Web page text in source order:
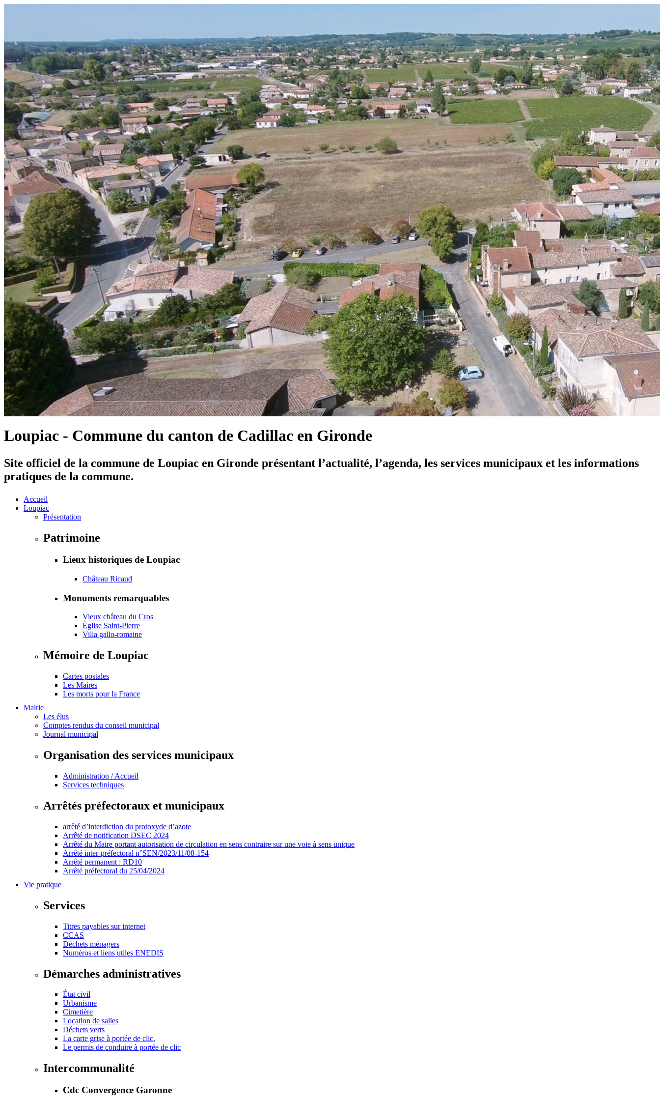
Loupiac - Commune du canton de Cadillac en Gironde
Site officiel de la commune de Loupiac en Gironde présentant l’actualité, l’agenda, les services municipaux et les informations
pratiques de la commune.
Accueil
Loupiac
Présentation
Patrimoine
Lieux historiques de Loupiac
Château Ricaud
Monuments remarquables
Vieux château du Cros
Église Saint-Pierre
Villa gallo-romaine
Mémoire de Loupiac
Cartes postales
Les Maires
Les morts pour la France
Mairie
Les élus
Comptes rendus du conseil municipal
Journal municipal
Organisation des services municipaux
Administration / Accueil
Services techniques
Arrêtés préfectoraux et municipaux
arrêté d’interdiction du protoxyde d’azote
Arrêté de notification DSEC 2024
Arrêté du Maire portant autorisation de circulation en sens contraire sur une voie à sens unique
Arrêté inter-préfectoral n°SEN/2023/11/08-154
Arrêté permanent : RD10
Arrêté préfectoral du 25/04/2024
Vie pratique
Services
Titres payables sur internet
CCAS
Déchets ménagers
Numéros et liens utiles ENEDIS
Démarches administratives
État civil
Urbanisme
Cimetière
Location de salles
Déchets verts
La carte grise à portée de clic.
Le permis de conduire à portée de clic
Intercommunalité
Cdc Convergence Garonne